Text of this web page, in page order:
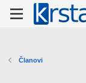
Članovi